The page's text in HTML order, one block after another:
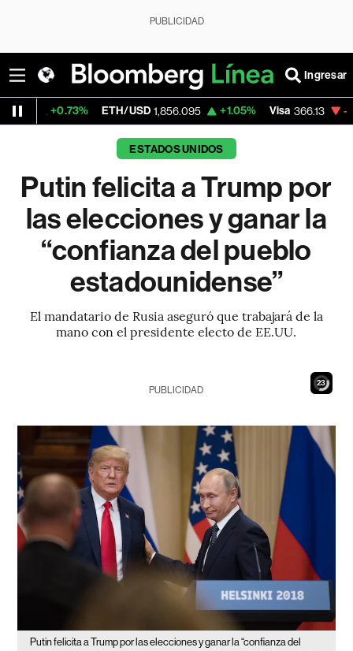
PUBLICIDAD
Ingresar
ETH/USD 1,856.095 +1.05% Visa 366.13 -0.04%
ESTADOS UNIDOS
Putin felicita a Trump por
las elecciones y ganar la
“confianza del pueblo
estadounidense”
El mandatario de Rusia aseguró que trabajará de la
mano con el presidente electo de EE.UU.
21
PUBLICIDAD
Putin felicita a Trump por las elecciones y ganar la “confianza del